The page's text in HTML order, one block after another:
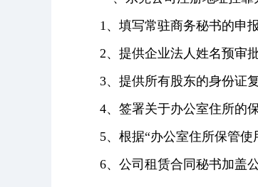
1、填写常驻商务秘书的申
2、提供企业法人姓名预审
3、提供所有股东的身份证
4、签署关于办公室住所的
5、根据“办公室住所保管使
6、公司租赁合同秘书加盖